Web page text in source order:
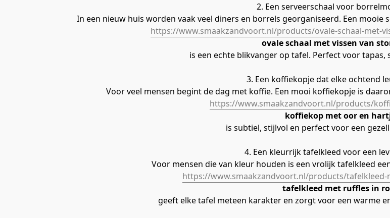
2. Een serveerschaal voor
In een nieuw huis worden vaak veel diners en borrels georganiseerd. Een mooie
https://www.smaakzandvoort.nl/products/ovale-schaal-met-
ovale schaal met vissen van
is een echte blikvanger op tafel. Perfect voor tapas,
3. Een koffiekopje dat elke ochtend
Voor veel mensen begint de dag met koffie. Een mooi koffiekopje is
https://www.smaakzandvoort.nl/products/
koffiekop met oor en
is subtiel, stijlvol en perfect voor een
4. Een kleurrijk tafelkleed voor een
Voor mensen die van kleur houden is een vrolijk tafelkleed
https://www.smaakzandvoort.nl/products/tafelkleed-
tafelkleed met ruffles in
geeft elke tafel meteen karakter en zorgt voor een warme